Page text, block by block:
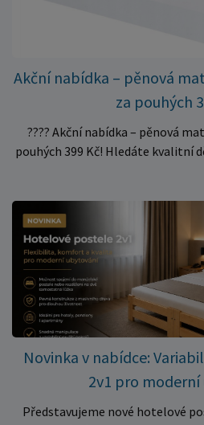
Akční nabídka – pěnová
za pouhých
???? Akční nabídka – pěnová
pouhých 399 Kč! Hledáte kvalitní
✅ Pohodlné pěnové jádro pro
Skvělá volba do dětských postýlek
– jen 399 Kč Využijte této
kvalitní matraci za cenu, která
trhu. Akce platí pouze do
Novinka v nabídce:
2v1 pro
Představujeme nové hotelové